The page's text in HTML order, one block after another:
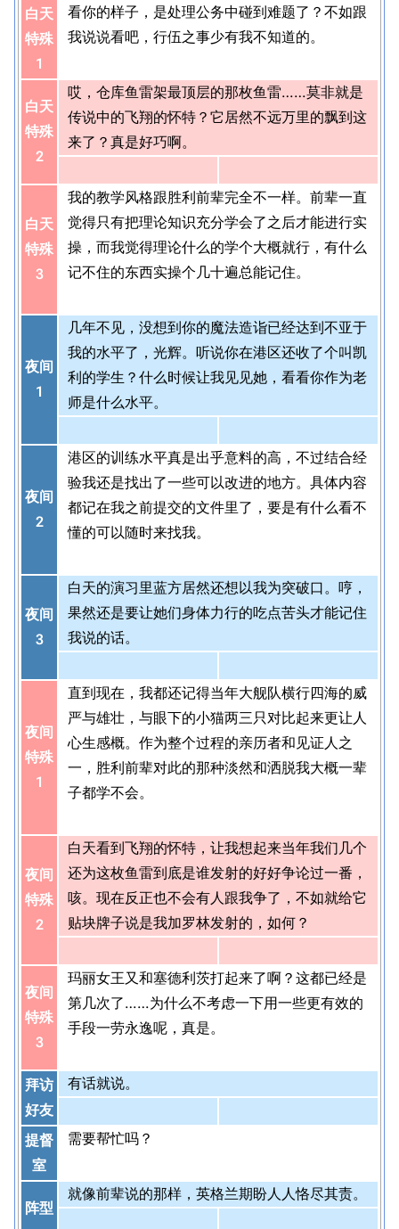
白天
特殊
1
看你的样子，是处理公务中碰到难题了？不如跟
我说说看吧，行伍之事少有我不知道的。
白天
特殊
2
哎，仓库鱼雷架最顶层的那枚鱼雷……莫非就是
传说中的飞翔的怀特？它居然不远万里的飘到这
来了？真是好巧啊。
白天
特殊
3
我的教学风格跟胜利前辈完全不一样。前辈一直
觉得只有把理论知识充分学会了之后才能进行实
操，而我觉得理论什么的学个大概就行，有什么
记不住的东西实操个几十遍总能记住。
夜间
1
几年不见，没想到你的魔法造诣已经达到不亚于
我的水平了，光辉。听说你在港区还收了个叫凯
利的学生？什么时候让我见见她，看看你作为老
师是什么水平。
夜间
2
港区的训练水平真是出乎意料的高，不过结合经
验我还是找出了一些可以改进的地方。具体内容
都记在我之前提交的文件里了，要是有什么看不
懂的可以随时来找我。
夜间
3
白天的演习里蓝方居然还想以我为突破口。哼，
果然还是要让她们身体力行的吃点苦头才能记住
我说的话。
夜间
特殊
1
直到现在，我都还记得当年大舰队横行四海的威
严与雄壮，与眼下的小猫两三只对比起来更让人
心生感概。作为整个过程的亲历者和见证人之
一，胜利前辈对此的那种淡然和洒脱我大概一辈
子都学不会。
夜间
特殊
2
白天看到飞翔的怀特，让我想起来当年我们几个
还为这枚鱼雷到底是谁发射的好好争论过一番，
咳。现在反正也不会有人跟我争了，不如就给它
贴块牌子说是我加罗林发射的，如何？
夜间
特殊
3
玛丽女王又和塞德利茨打起来了啊？这都已经是
第几次了……为什么不考虑一下用一些更有效的
手段一劳永逸呢，真是。
拜访
好友
有话就说。
提督
室
需要帮忙吗？
阵型
就像前辈说的那样，英格兰期盼人人恪尽其责。